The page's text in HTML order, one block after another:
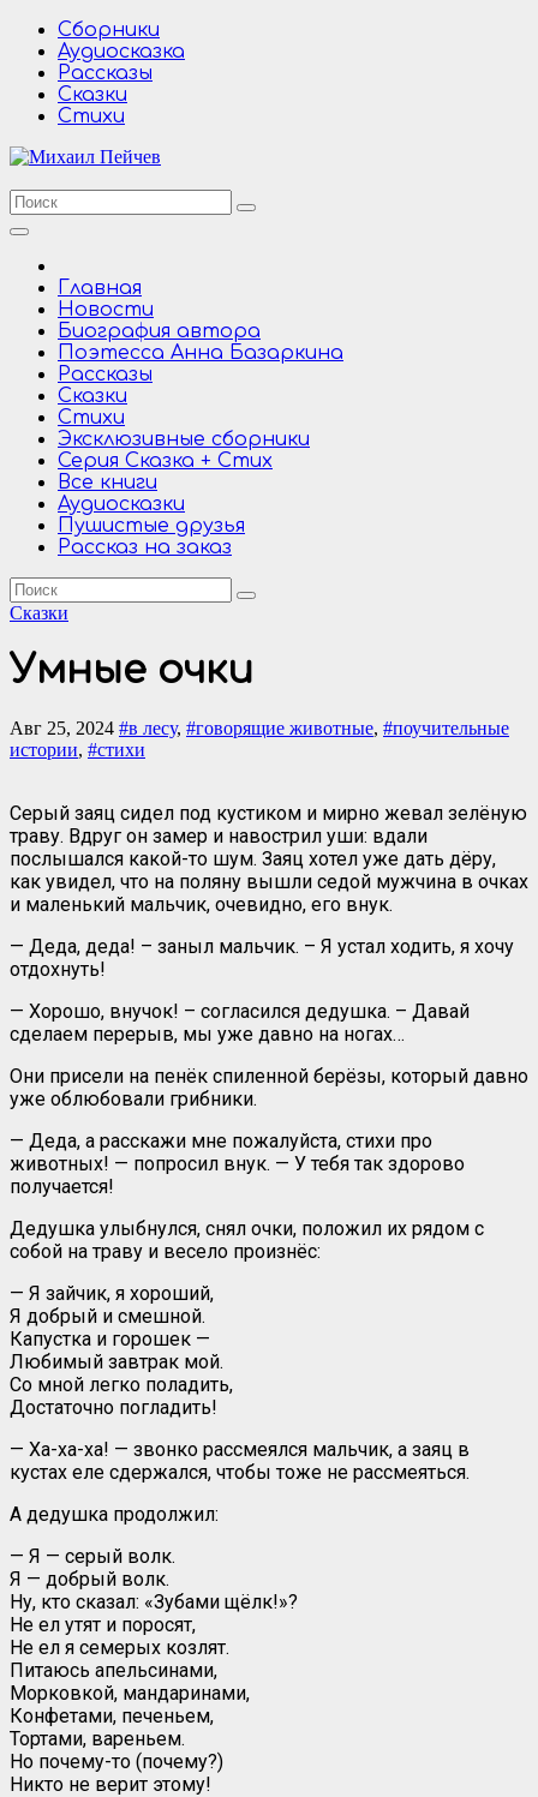
Перейти
содержимому
Сборники
Аудиосказка
Рассказы
Сказки
Стихи
Главная
Новости
Биография автора
Поэтесса Анна Базаркина
Рассказы
Сказки
Стихи
Эксклюзивные сборники
Серия Сказка + Стих
Все книги
Аудиосказки
Пушистые друзья
Рассказ на заказ
Сказки
Умные очки
Авг 25, 2024 #в лесу, #говорящие животные, #поучительные
истории, #стихи
Серый заяц сидел под кустиком и мирно жевал зелёную
траву. Вдруг он замер и навострил уши: вдали
послышался какой-то шум. Заяц хотел уже дать дёру,
как увидел, что на поляну вышли седой мужчина в очках
и маленький мальчик, очевидно, его внук.
— Деда, деда! – заныл мальчик. – Я устал ходить, я хочу
отдохнуть!
— Хорошо, внучок! – согласился дедушка. – Давай
сделаем перерыв, мы уже давно на ногах…
Они присели на пенёк спиленной берёзы, который давно
уже облюбовали грибники.
— Деда, а расскажи мне пожалуйста, стихи про
животных! — попросил внук. — У тебя так здорово
получается!
Дедушка улыбнулся, снял очки, положил их рядом с
собой на траву и весело произнёс:
— Я зайчик, я хороший,
Я добрый и смешной.
Капустка и горошек —
Любимый завтрак мой.
Со мной легко поладить,
Достаточно погладить!
— Ха-ха-ха! — звонко рассмеялся мальчик, а заяц в
кустах еле сдержался, чтобы тоже не рассмеяться.
А дедушка продолжил:
— Я — серый волк.
Я — добрый волк.
Ну, кто сказал: «Зубами щёлк!»?
Не ел утят и поросят,
Не ел я семерых козлят.
Питаюсь апельсинами,
Морковкой, мандаринами,
Конфетами, печеньем,
Тортами, вареньем.
Но почему-то (почему?)
Никто не верит этому!